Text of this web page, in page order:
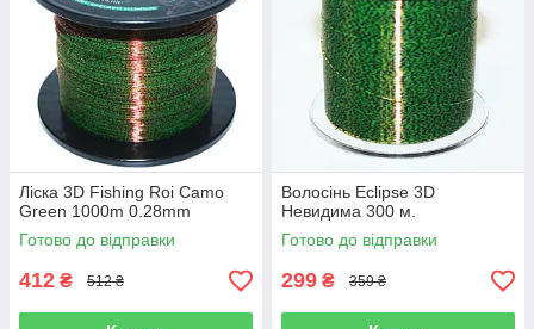
Ліска 3D Fishing Roi Camo
Green 1000m 0.28mm
Готово до відправки
412 ₴ 512 ₴
Волосінь Eclipse 3D
Невидима 300 м.
Готово до відправки
299 ₴ 359 ₴